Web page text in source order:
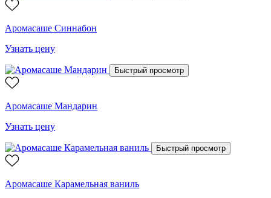
Аромасаше Синнабон
Узнать цену
Быстрый просмотр
Аромасаше Мандарин
Узнать цену
Быстрый просмотр
Аромасаше Карамельная ваниль